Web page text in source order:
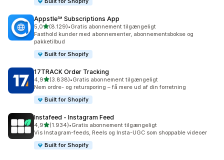
Appstle℠ Subscriptions App
5,0ud af 5 stjerner
(8.129)
8129 anmeldelser i alt
•Gratis abonnement tilgængeligt
Fasthold kunder med abonnementer, abonnementsbokse og
pakketilbud
Built for Shopify
17TRACK Order Tracking
4,9ud af 5 stjerner
(3.838)
3838 anmeldelser i alt
•Gratis abonnement tilgængeligt
Nem ordre- og retursporing – få mere ud af din forretning
Built for Shopify
Instafeed ‑ Instagram Feed
4,9ud af 5 stjerner
(1.934)
1934 anmeldelser i alt
•Gratis abonnement tilgængeligt
Vis Instagram-feeds, Reels og Insta-UGC som shoppable videoer
Built for Shopify